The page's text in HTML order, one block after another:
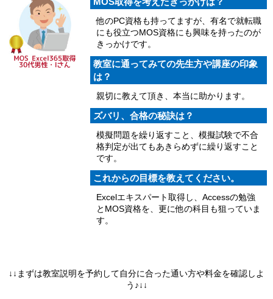
他のPC資格も持ってますが、有名で就転職
にも役立つMOS資格にも興味を持ったのが
きっかけです。
教室に通ってみての先生方や講座の印象
は？
親切に教えて頂き、本当に助かります。
ズバリ、合格の秘訣は？
模擬問題を繰り返すこと、模擬試験で不合
格判定が出てもあきらめずに繰り返すこと
です。
これからの目標を教えてください。
Excelエキスパート取得し、Accessの勉強
とMOS資格を、更に他の科目も狙っていま
す。
↓↓まずは教室説明を予約して自分に合った通い方や料金を確認しよ
う♪↓↓